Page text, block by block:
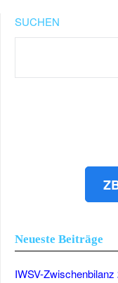
SUCHEN
Neueste Beiträge
IWSV-